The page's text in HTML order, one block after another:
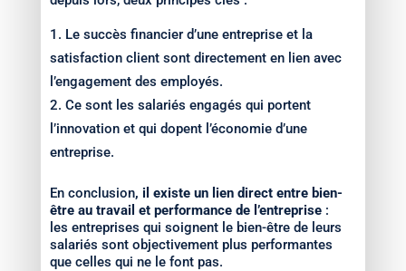
Le succès financier d’une entreprise et la
satisfaction client sont directement en lien avec
l’engagement des employés.
Ce sont les salariés engagés qui portent
l’innovation et qui dopent l’économie d’une
entreprise.
En conclusion, il existe un lien direct entre bien-
être au travail et performance de l’entreprise:
les entreprises qui soignent le bien-être de leurs
salariés sont objectivement plus performantes
que celles qui ne le font pas.